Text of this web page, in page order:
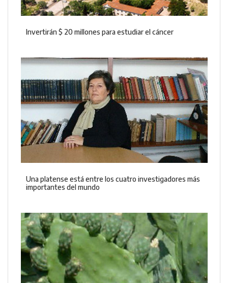
Invertirán $ 20 millones para estudiar el cáncer
Una platense está entre los cuatro investigadores más
importantes del mundo